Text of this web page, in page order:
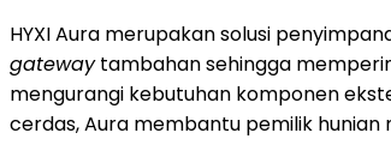
HYXI Aura merupakan solusi
gatewaytambahan sehingga
mengurangi kebutuhan komponen
cerdas, Aura membantu pemilik